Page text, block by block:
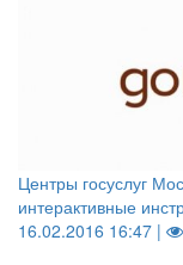
Центры госуслуг
интерактивные
16.02.2016 16:47 |